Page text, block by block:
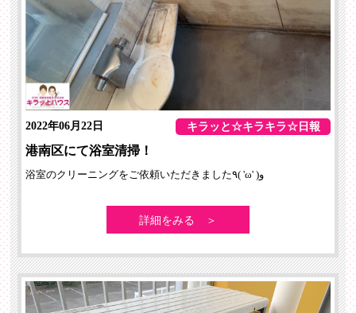
2022年06月22日 キラッと☆キラキラ☆日報
港南区にて浴室清掃！
浴室のクリーニングをご依頼いただきました٩( 'ω' )و
詳細をみる ＞